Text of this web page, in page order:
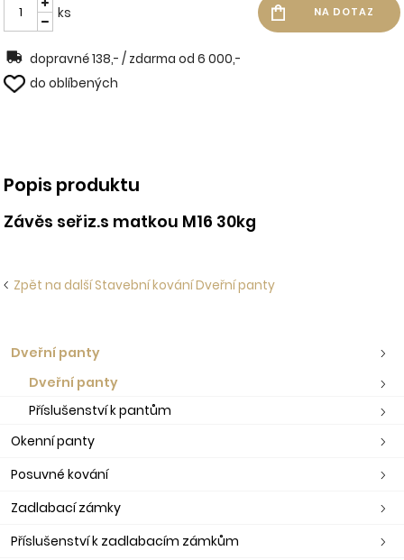
ks
dopravné 138,- / zdarma od 6 000,-
do oblíbených
Popis produktu
Závěs seřiz.s matkou M16 30kg
Zpět na další Stavební kování Dveřní panty
Dveřní panty
Dveřní panty
Příslušenství k pantům
Okenní panty
Posuvné kování
Zadlabací zámky
Příslušenství k zadlabacím zámkům